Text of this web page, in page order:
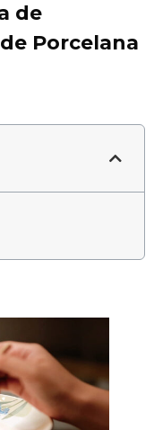
de
Porcelana